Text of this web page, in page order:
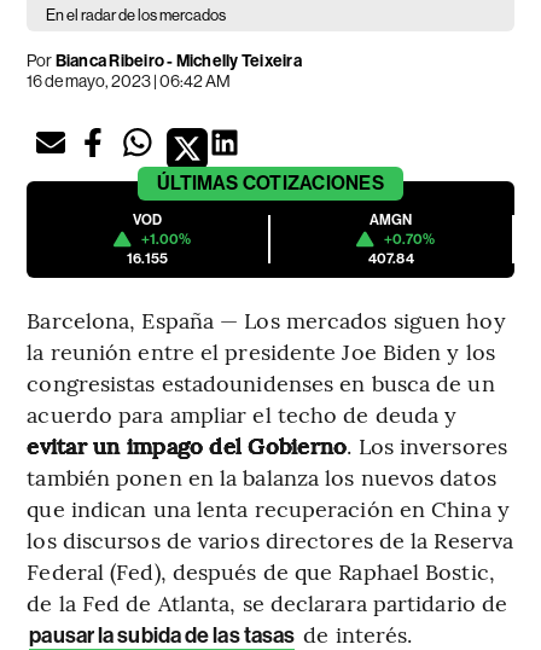
En el radar de los mercados
PorBianca Ribeiro -Michelly Teixeira
16 de mayo, 2023 | 06:42 AM
ÚLTIMAS COTIZACIONES
VOD
+1.00%
16.155
AMGN
+0.70%
407.84
Barcelona, España — Los mercados siguen hoy
la reunión entre el presidente Joe Biden y los
congresistas estadounidenses en busca de un
acuerdo para ampliar el techo de deuda y
evitar un impago del Gobierno. Los inversores
también ponen en la balanza los nuevos datos
que indican una lenta recuperación en China y
los discursos de varios directores de la Reserva
Federal (Fed), después de que Raphael Bostic,
de la Fed de Atlanta, se declarara partidario de
pausar la subida de las tasas de interés.